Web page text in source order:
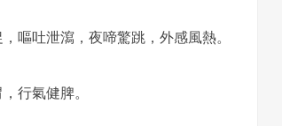
嘔吐泄瀉，夜啼驚跳，外感風熱。
行氣健脾。